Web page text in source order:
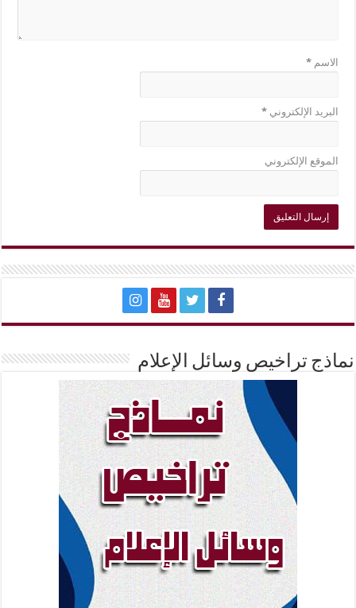
الاسم*
البريد الإلكتروني*
الموقع الإلكتروني
نماذج تراخيص وسائل الإعلام